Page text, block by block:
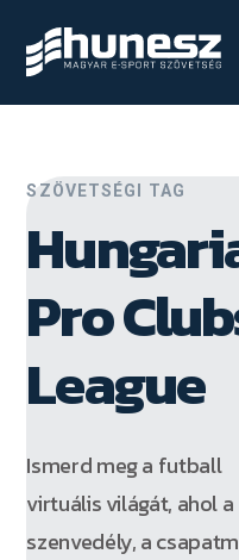
SZÖVETSÉGI TAG
Pro
League
Ismerd meg a futball
virtuális világát, ahol a
szenvedély, a